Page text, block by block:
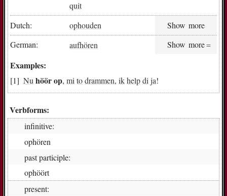
quit
Dutch:
ophouden
Show more
German:
aufhören Show more
Examples:
Nu höörop, mi todrammen, ikhelpdi ja!
Verbforms:
infinitive:
op­hö­ren
past participle:
op­höört
present: